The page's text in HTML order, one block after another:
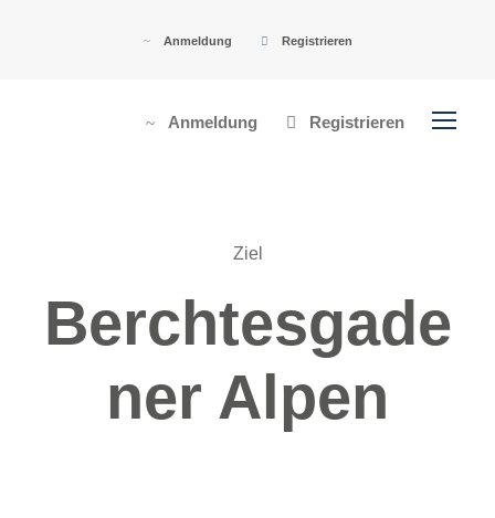
Anmeldung Registrieren
Anmeldung Registrieren
Ziel
Berchtesgade
ner Alpen